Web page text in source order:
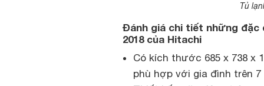
Tủ
Đánh giá chi tiết những đặc
2018 của Hitachi
Có kích thước 685 x 738 x
phù hợp với gia đình trên 7